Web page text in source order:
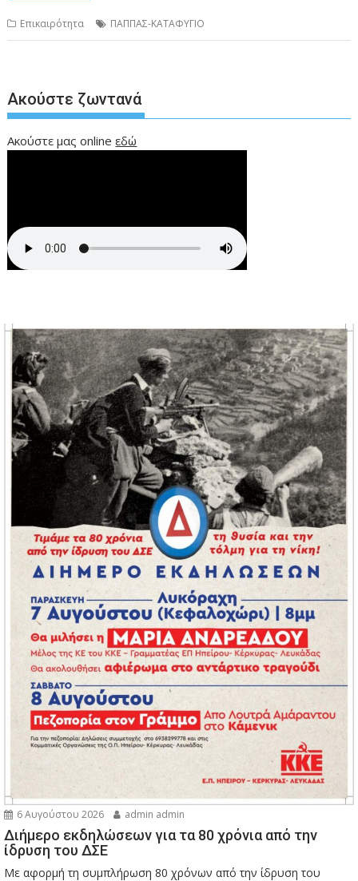
Επικαιρότητα ΠΑΠΠΑΣ-ΚΑΤΑΦΥΓΙΟ
Ακούστε ζωντανά
Ακούστε μας onlineεδώ
6 Αυγούστου 2026 admin admin
Διήμερο εκδηλώσεων για τα 80 χρόνια από την
ίδρυση του ΔΣΕ
Με αφορμή τη συμπλήρωση 80 χρόνων από την ίδρυση του